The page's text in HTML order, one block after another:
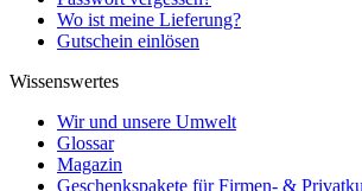
Wo ist meine Lieferung?
Gutschein einlösen
Wissenswertes
Wir und unsere Umwelt
Glossar
Magazin
Geschenkspakete für Firmen- &